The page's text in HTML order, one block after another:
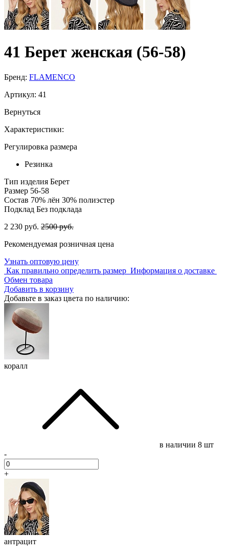
41 Берет женская (56-58)
Бренд: FLAMENCO
Артикул: 41
Вернуться
Характеристики:
Регулировка размера
Резинка
Тип изделия Берет
Размер 56-58
Состав 70% лён 30% полиэстер
Подклад Без подклада
2 230 руб. 2500 руб.
Рекомендуемая розничная цена
Узнать оптовую цену
Как правильно определить размер Информация о доставке
Обмен товара
Добавить в корзину
Добавьте в заказ цвета по наличию:
коралл
в наличии 8 шт
-
+
антрацит